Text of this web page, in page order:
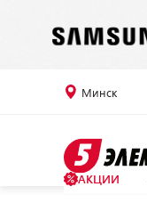
Минск
АКЦИИ